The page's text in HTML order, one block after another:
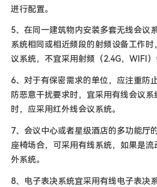
进行配置。
5、在同一建筑物内安装多套无线会议
系统相同或相近频段的射频设备工作
议系统，不宜采用射频（2.4G，WIFI）
6、对于有保密需求的单位，应注重防
防恶意干扰要求时，宜采用有线会议
时，应采用红外线会议系统。
7、会议中心或者星级酒店的多功能厅
座椅场合，可采用有线系统，如果是
外系统。
8、电子表决系统宜采用有线电子表决